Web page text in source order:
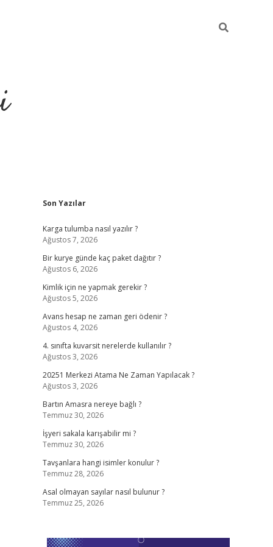
Sidebar
Son Yazılar
Karga tulumba nasıl yazılır ?
Ağustos 7, 2026
Bir kurye günde kaç paket dağıtır ?
Ağustos 6, 2026
Kimlik için ne yapmak gerekir ?
Ağustos 5, 2026
Avans hesap ne zaman geri ödenir ?
Ağustos 4, 2026
4. sınıfta kuvarsit nerelerde kullanılır ?
Ağustos 3, 2026
20251 Merkezi Atama Ne Zaman Yapılacak ?
Ağustos 3, 2026
Bartın Amasra nereye bağlı ?
Temmuz 30, 2026
İşyeri sakala karışabilir mi ?
Temmuz 30, 2026
Tavşanlara hangi isimler konulur ?
Temmuz 28, 2026
Asal olmayan sayılar nasıl bulunur ?
Temmuz 25, 2026